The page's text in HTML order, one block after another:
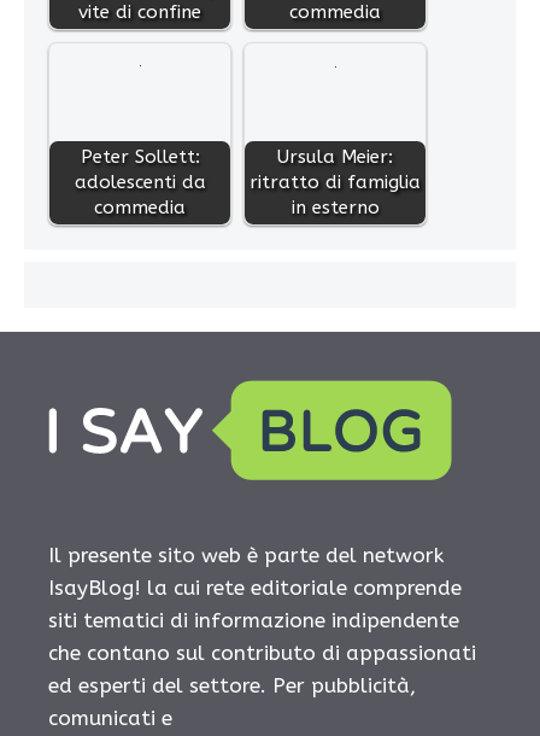
vite di confine
commedia
Peter Sollett:
adolescenti da
commedia
Ursula Meier:
ritratto di famiglia
in esterno
Il presente sito web è parte del network
IsayBlog! la cui rete editoriale comprende
siti tematici di informazione indipendente
che contano sul contributo di appassionati
ed esperti del settore. Per pubblicità,
comunicati e